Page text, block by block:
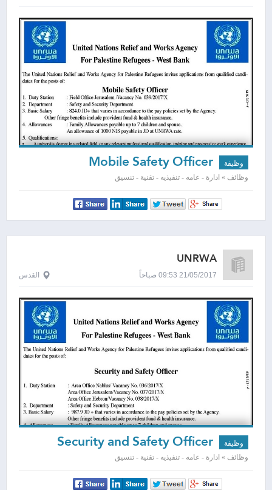
وظيفة
وظائف » ادارة - عامه - تنفيذيه - تقنية - تنسيق
UNRWA
21/05/2017 09:53 صباحاً القدس
وظيفة
وظائف » ادارة - عامه - تنفيذيه - تقنية - تنسيق